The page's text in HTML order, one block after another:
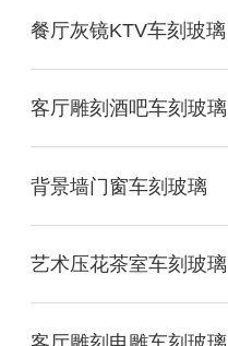
餐厅灰镜KTV车刻玻璃
客厅雕刻酒吧车刻玻璃
背景墙门窗车刻玻璃
艺术压花茶室车刻玻璃